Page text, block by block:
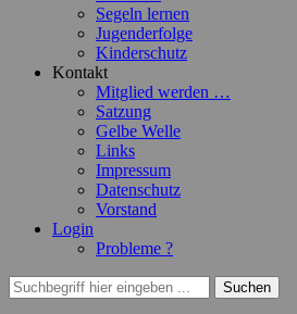
Segeln lernen
Jugenderfolge
Kinderschutz
Kontakt
Mitglied werden …
Satzung
Gelbe Welle
Links
Impressum
Datenschutz
Vorstand
Login
Probleme ?
Suchen
Suchen
nach: